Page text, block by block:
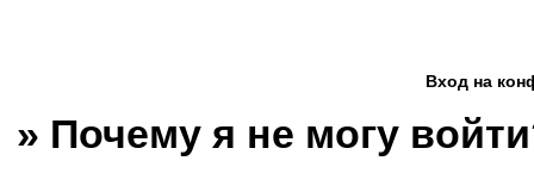
Вход на
» Почему я не могу